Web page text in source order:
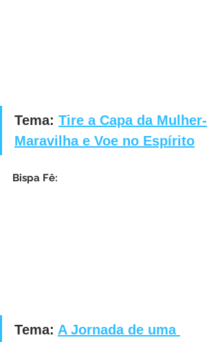
Tema: Tire a Capa da Mulher-
Maravilha e Voe no Espírito
Bispa Fê:
Tema: A Jornada de uma